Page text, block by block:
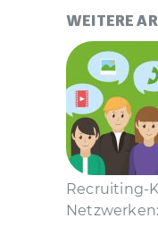
WEITERE
Recruiting-